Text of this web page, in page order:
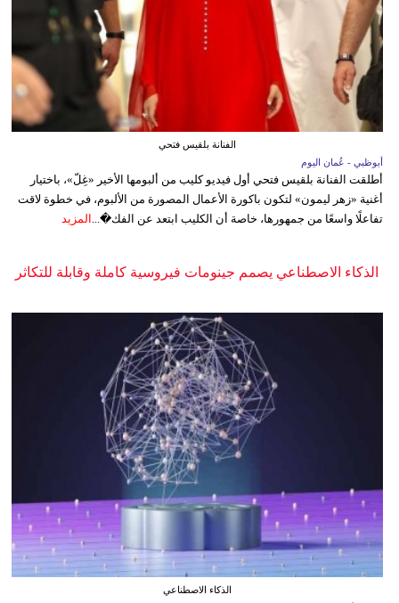
الفنانة بلقيس فتحي
أبوظبي - عُمان اليوم
أطلقت الفنانة بلقيس فتحي أول فيديو كليب من ألبومها الأخير «غِلّ»، باختيار
أغنية «زهر ليمون» لتكون باكورة الأعمال المصورة من الألبوم، في خطوة لاقت
تفاعلًا واسعًا من جمهورها، خاصة أن الكليب ابتعد عن الفك�... المزيد
الذكاء الاصطناعي يصمم جينومات فيروسية كاملة وقابلة للتكاثر
الذكاء الاصطناعي